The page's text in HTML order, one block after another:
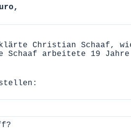
Christian Schaaf,
Schaaf arbeitete 19
stellen: